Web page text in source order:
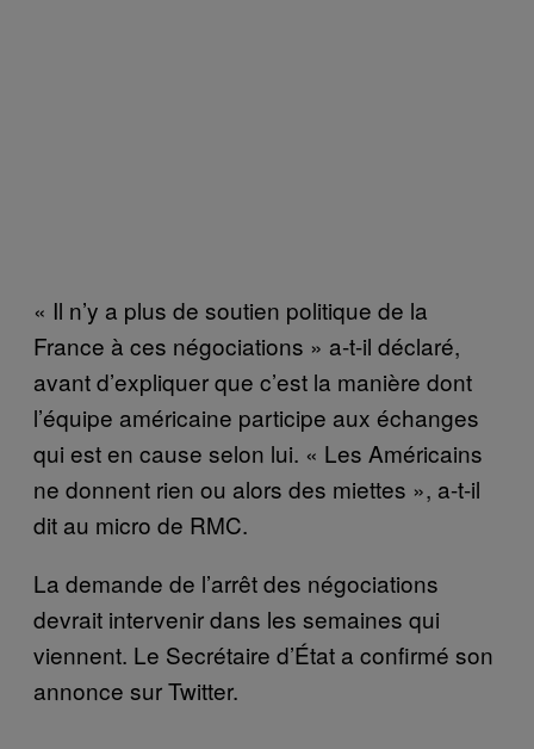
« Il n’y a plus de soutien politique de la
France à ces négociations » a-t-il déclaré,
avant d’expliquer que c’est la manière dont
l’équipe américaine participe aux échanges
qui est en cause selon lui. « Les Américains
ne donnent rien ou alors des miettes », a-t-il
dit au micro de RMC.
La demande de l’arrêt des négociations
devrait intervenir dans les semaines qui
viennent. Le Secrétaire d’État a confirmé son
annonce sur Twitter.